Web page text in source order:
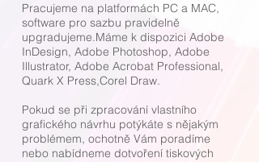
Pracujeme na platformách PC a MAC,
software pro sazbu pravidelně
upgradujeme.Máme k dispozici Adobe
InDesign, Adobe Photoshop, Adobe
Illustrator, Adobe Acrobat Professional,
Quark X Press,Corel Draw.
Pokud se při zpracování vlastního
grafického návrhu potýkáte s nějakým
problémem, ochotně Vám poradíme
nebo nabídneme dotvoření tiskových